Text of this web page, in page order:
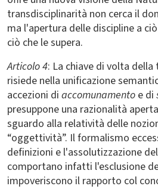
transdisciplinarità non cerca il
ma l'apertura delle discipline a
ciò che le supera.
Articolo 4: La chiave di volta
risiede nella unificazione
accezioni di accomunamento e di
presuppone una razionalità
sguardo alla relatività delle
“oggettività”. Il formalismo
definizioni e l'assolutizzazione
comportano infatti l'esclusione
impoveriscono il rapporto col